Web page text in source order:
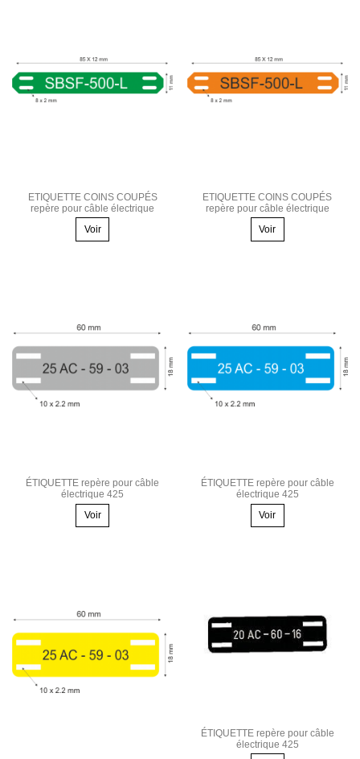
ETIQUETTE COINS COUPÉS
repère pour câble électrique
Voir
ETIQUETTE COINS COUPÉS
repère pour câble électrique
Voir
ÉTIQUETTE repère pour câble
électrique 425
Voir
ÉTIQUETTE repère pour câble
électrique 425
Voir
ÉTIQUETTE repère pour câble
électrique 425